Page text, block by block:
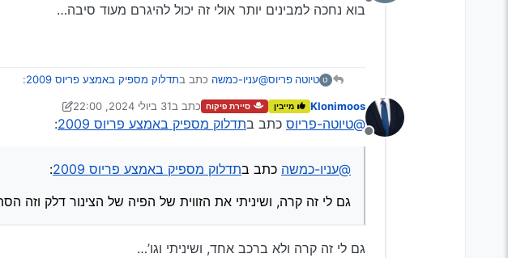
אז אין חשש לאיזה בעיה נסתרת ?
מנותק
בוא נחכה למבינים יותר אולי זה יכול להיגרם מעוד סיבה…
ט טיוטה פריוס@עניו-כמשה כתב בתדלוק מספיק באמצע פריוס 2009 :
מנותק
Klonimoos מייבין סיירת פיקוח כתב ב31 ביולי 2024, 22:00
נערך לאחרונה על ידי Klonimoos
@טיוטה-פריוס כתב בתדלוק מספיק באמצע פריוס 2009 :
@עניו-כמשה כתב בתדלוק מספיק באמצע פריוס 2009
:
גם לי זה קרה, ושיניתי את הזווית של הפיה של הצינור דלק וזה
גם לי זה קרה ולא ברכב אחד, ושיניתי וגו’…